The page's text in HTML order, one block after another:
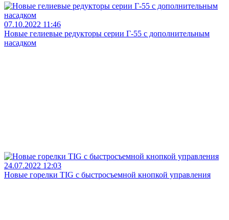
07.10.2022 11:46
Новые гелиевые редукторы серии Г-55 с дополнительным
насадком
24.07.2022 12:03
Новые горелки TIG с быстросъемной кнопкой управления